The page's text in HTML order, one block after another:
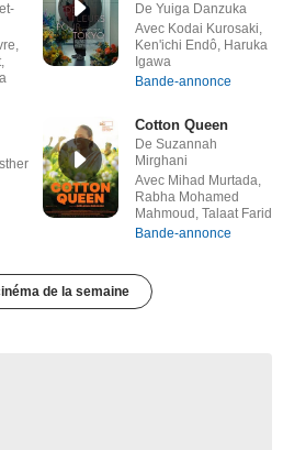
De Yuiga Danzuka
Avec Kodai Kurosaki,
Ken'ichi Endô, Haruka
Igawa
Bande-annonce
Cotton Queen
De Suzannah
Mirghani
Avec Mihad Murtada,
Rabha Mohamed
Mahmoud, Talaat Farid
Bande-annonce
de la semaine